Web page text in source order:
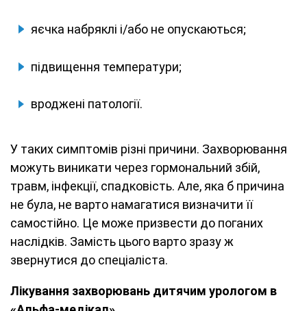
яєчка набряклі і/або не опускаються;
підвищення температури;
вроджені патології.
У таких симптомів різні причини. Захворювання
можуть виникати через гормональний збій,
травм, інфекції, спадковість. Але, яка б причина
не була, не варто намагатися визначити її
самостійно. Це може призвести до поганих
наслідків. Замість цього варто зразу ж
звернутися до спеціаліста.
Лікування захворювань дитячим урологом в